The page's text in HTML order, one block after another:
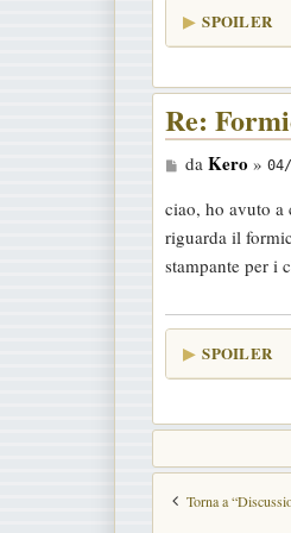
g
o
SPOILER
Re:
M
s
s
a
g
i
da Kero »
ciao, ho avuto a
riguarda il
stampante per i
SPOILER
Torna a